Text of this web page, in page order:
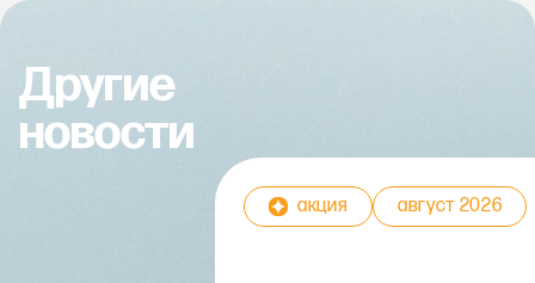
Другие
новости
акция август 2026